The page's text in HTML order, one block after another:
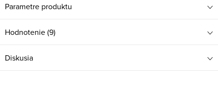
Parametre produktu
Hodnotenie (9)
Diskusia